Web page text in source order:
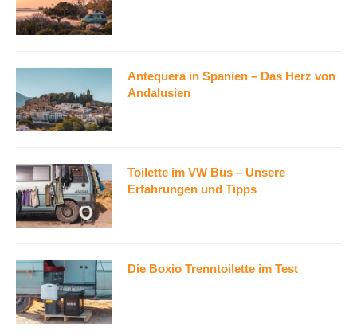
Antequera in Spanien – Das Herz von
Andalusien
Toilette im VW Bus – Unsere
Erfahrungen und Tipps
Die Boxio Trenntoilette im Test